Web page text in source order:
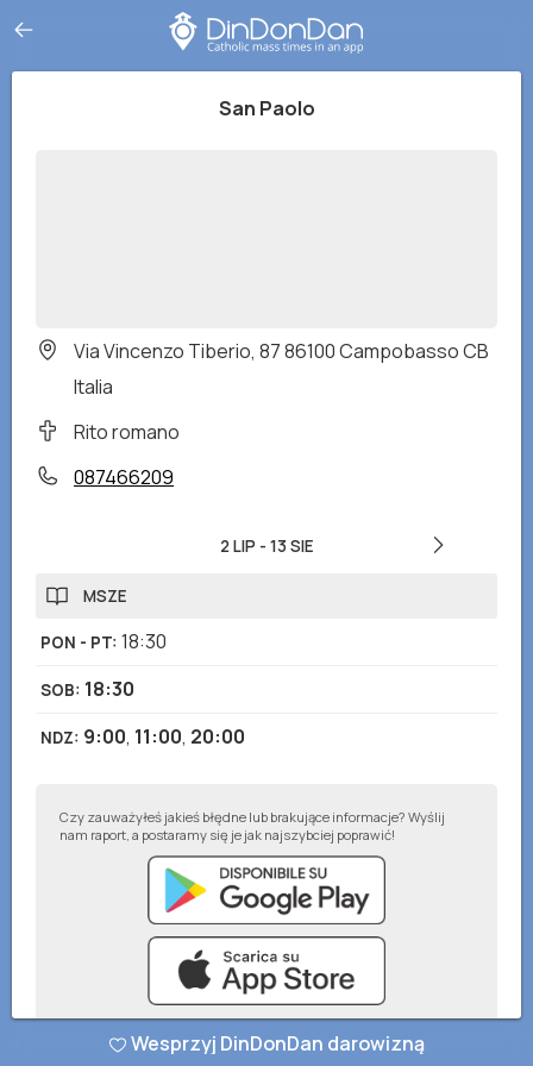
San Paolo
Via Vincenzo Tiberio, 87 86100 Campobasso CB
Italia
Rito romano
087466209
2 LIP - 13 SIE
MSZE
PON - PT: 18:30
SOB: 18:30
NDZ: 9:00, 11:00, 20:00
Czy zauważyłeś jakieś błędne lub brakujące informacje? Wyślij
nam raport, a postaramy się je jak najszybciej poprawić!
Wesprzyj DinDonDan darowizną